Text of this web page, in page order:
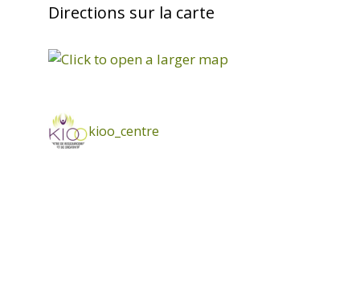
Directions sur la carte
kioo_centre